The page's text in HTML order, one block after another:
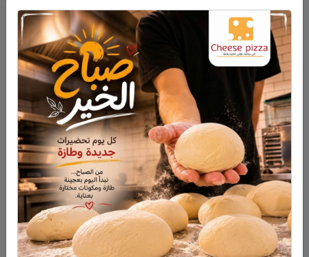
أحدث المقالات
الجيش الإسرائيلي يعلن استكمال نحو 80% من حفر
التحصينات على طول الحدود في الجولان
وفاة المأسوف على شبابه إيهاب سليمان طراد من مجدل
شمس
وفاة السيدة أم صالح نجية سمارة من مجدل شمس
حين لا تكون المشكلة في ذكاء الطّالب.. قراءة مختلفة في
التّعلّم والوعي ولغة المعلّم وما وراء تعثّر الطّالب
هذا الأسبوع: لا تفوّتوا اليوم المفتوح في كلية تل حاي
للهندسيين – 13/8/2026
أحدث التعليقات